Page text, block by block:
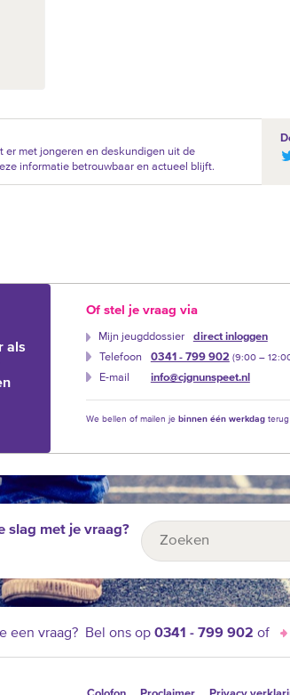
er met jongeren en deskundigen uit de
informatie betrouwbaar en actueel blijft.
als
Of stel je vraag via
Mijn jeugddossier
direct inloggen
Telefoon
0341 - 799 902 (9:00 –‍
E-mail info@cjgnunspeet.nl
We bellen of mailen je binnen één werkdagterug
slag met je vraag?
een vraag? Bel ons op 0341 - 799 902 of